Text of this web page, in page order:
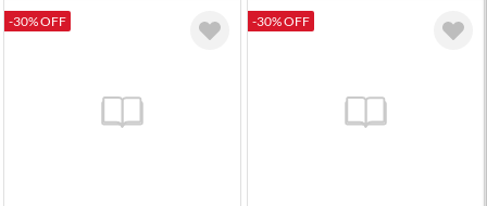
-30% OFF -30% OFF